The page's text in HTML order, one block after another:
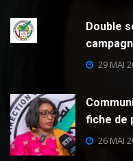
Double
29 MAI
fiche de
26 MAI